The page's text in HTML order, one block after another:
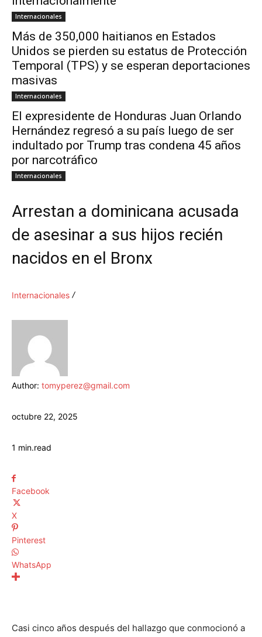
Internacionales
Más de 350,000 haitianos en Estados
Unidos se pierden su estatus de Protección
Temporal (TPS) y se esperan deportaciones
masivas
Internacionales
El expresidente de Honduras Juan Orlando
Hernández regresó a su país luego de ser
indultado por Trump tras condena 45 años
por narcotráfico
Internacionales
Arrestan a dominicana acusada
de asesinar a sus hijos recién
nacidos en el Bronx
Internacionales
Author: tomyperez@gmail.com
octubre 22, 2025
1 min.read
Facebook
X
Pinterest
WhatsApp
Casi cinco años después del hallazgo que conmocionó a